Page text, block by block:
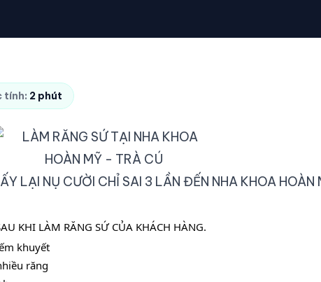
tính: 2 phút
LẠI NỤ CƯỜI CHỈ SAI 3 LẦN ĐẾN NHA KHOA HOÀN
KHI LÀM RĂNG SỨ CỦA KHÁCH HÀNG.
khuyết
răng